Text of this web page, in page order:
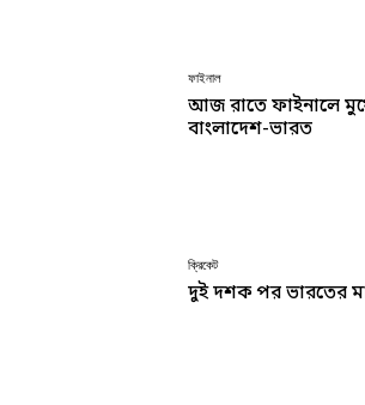
ফাইনাল
আজ রাতে ফাইনালে
বাংলাদেশ-ভারত
ক্রিকেট
দুই দশক পর ভারতের